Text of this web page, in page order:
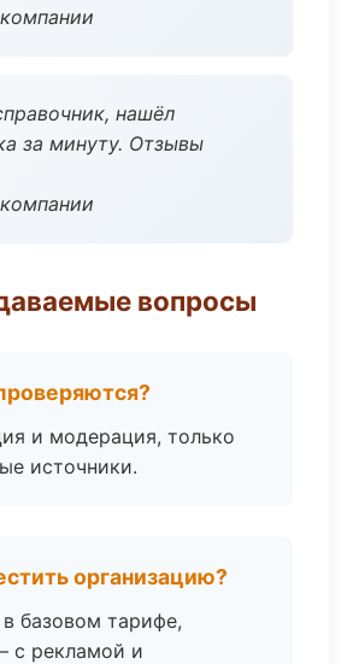
нашёл
за минуту. Отзывы
вопросы
и модерация, только
источники.
организацию?
базовом тарифе,
с рекламой и